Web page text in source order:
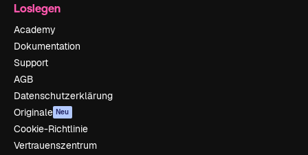
Loslegen
Academy
Dokumentation
Support
AGB
Datenschutzerklärung
Originale Neu
Cookie-Richtlinie
Vertrauenszentrum